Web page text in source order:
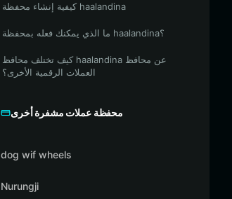
كيفية إنشاء محفظة haalandina
ما الذي يمكنك فعله بمحفظة haalandina؟
كيف تختلف محافظ haalandina عن محافظ
العملات الرقمية الأخرى؟
محفظة عملات مشفرة أخرى
dog wif wheels
Nurungji